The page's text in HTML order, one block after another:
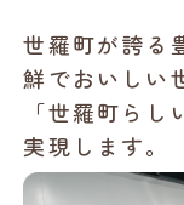
世羅町が誇る
鮮でおいしい
「世羅町ら
実現します。